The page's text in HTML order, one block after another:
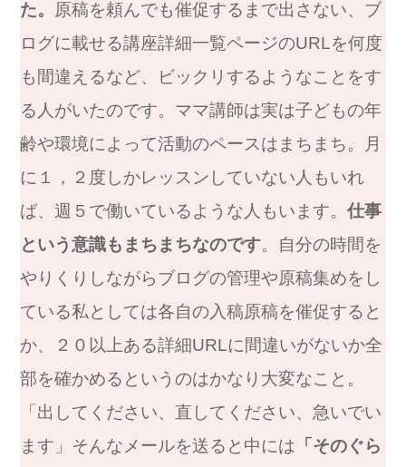
た。 原稿を頼んでも催促するまで出さない、ブ
ログに載せる講座詳細一覧ページのURLを何度
も間違えるなど、ビックリするようなことをす
る人がいたのです。ママ講師は実は子どもの年
齢や環境によって活動のペースはまちまち。月
に１，２度しかレッスンしていない人もいれ
ば、週５で働いているような人もいます。 仕事
という意識もまちまちなのです。自分の時間を
やりくりしながらブログの管理や原稿集めをし
ている私としては各自の入稿原稿を催促すると
か、２０以上ある詳細URLに間違いがないか全
部を確かめるというのはかなり大変なこと。
「出してください、直してください、急いでい
ます」そんなメールを送ると中には 「そのぐら